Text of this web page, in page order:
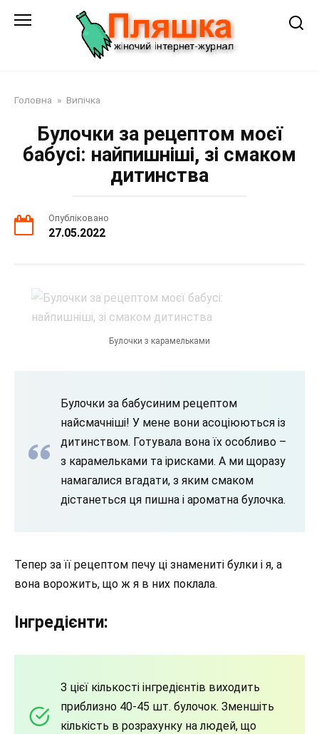
Головна » Випічка
Булочки за рецептом моєї
бабусі: найпишніші, зі смаком
дитинства
Опубліковано
27.05.2022
Булочки з карамельками
Булочки за бабусиним рецептом
найсмачніші! У мене вони асоціюються із
дитинством. Готувала вона їх особливо –
з карамельками та ірисками. А ми щоразу
намагалися вгадати, з яким смаком
дістанеться ця пишна і ароматна булочка.
Тепер за її рецептом печу ці знамениті булки і я, а
вона ворожить, що ж я в них поклала.
Інгредієнти:
З цієї кількості інгредієнтів виходить
приблизно 40-45 шт. булочок. Зменшіть
кількість в розрахунку на людей, що